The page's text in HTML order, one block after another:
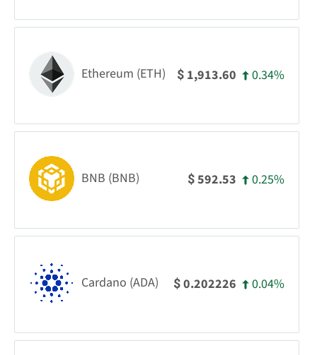
Ethereum (ETH) $ 1,913.60 0.34%
BNB (BNB) $592.53 0.25%
Cardano (ADA) $0.202226 0.04%